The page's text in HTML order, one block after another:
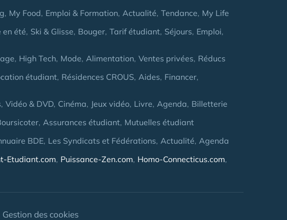
My Food Emploi & Formation Actualité Tendance My Life
en été Ski & Glisse Bouger Tarif étudiant Séjours Emploi
High Tech Mode Alimentation Ventes privées Réducs
étudiant Résidences CROUS Aides Financer
Vidéo & DVD Cinéma Jeux vidéo Livre Agenda Billetterie
Assurances étudiant Mutuelles étudiant
BDE Les Syndicats et Fédérations Actualité Agenda
Etudiant.com Puissance-Zen.com Homo-Connecticus.com
Gestion des cookies